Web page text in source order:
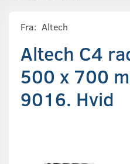
Fra: Altech
Altech C4
500 x 700
9016. Hvid